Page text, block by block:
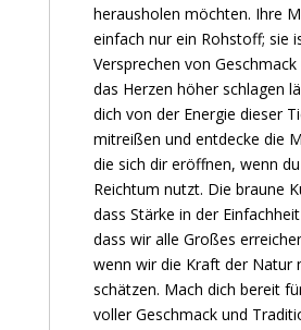
herausholen möchten. Ihre
einfach nur ein Rohstoff; sie
Versprechen von
das Herzen höher schlagen
dich von der Energie dieser
mitreißen und entdecke die
die sich dir eröffnen, wenn
Reichtum nutzt. Die braune
dass Stärke in der
dass wir alle Großes
wenn wir die Kraft der Natur
schätzen. Mach dich bereit
voller Geschmack und